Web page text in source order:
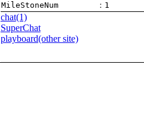
MileStoneNum
：1
chat(1)
SuperChat
playboard(other site)